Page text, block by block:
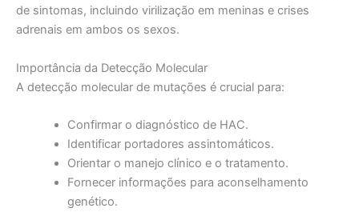
de sintomas, incluindo virilização em meninas e crises
adrenais em ambos os sexos.
Importância da Detecção Molecular
A detecção molecular de mutações é crucial para:
Confirmar o diagnóstico de HAC.
Identificar portadores assintomáticos.
Orientar o manejo clínico e o tratamento.
Fornecer informações para aconselhamento
genético.